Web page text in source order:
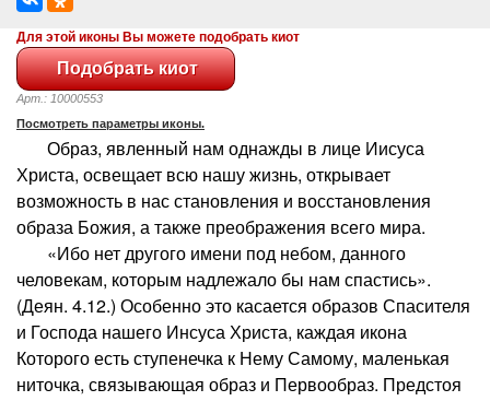
Для этой иконы Вы можете подобрать киот
Арт.: 10000553
Посмотреть параметры иконы.
Образ, явленный нам однажды в лице Иисуса
Христа, освещает всю нашу жизнь, открывает
возможность в нас становления и восстановления
образа Божия, а также преображения всего мира.
«Ибо нет другого имени под небом, данного
человекам, которым надлежало бы нам спастись».
(Деян. 4.12.) Особенно это касается образов Спасителя
и Господа нашего Инсуса Христа, каждая икона
Которого есть ступенечка к Нему Самому, маленькая
ниточка, связывающая образ и Первообраз. Предстоя